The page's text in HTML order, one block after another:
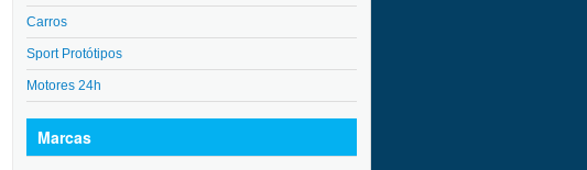
Carros
Sport Protótipos
Motores 24h
Marcas